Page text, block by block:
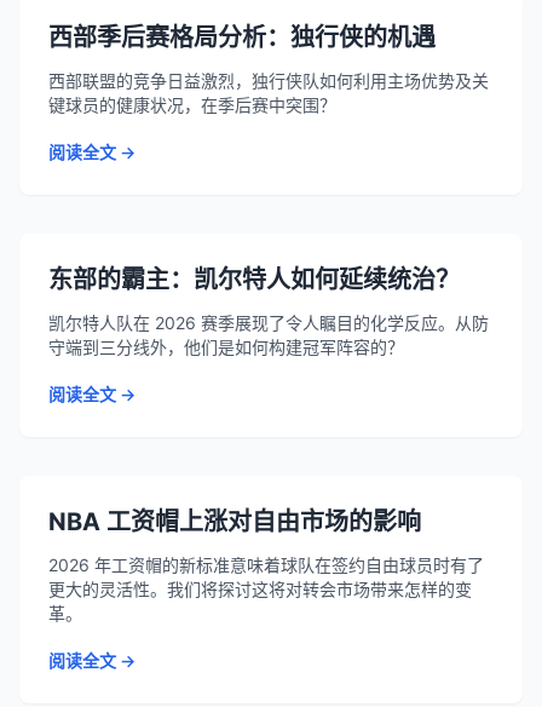
西部季后赛格局分析：独行侠的机遇
西部联盟的竞争日益激烈，独行侠队如何利用主场优势及关
键球员的健康状况，在季后赛中突围？
阅读全文 →
东部的霸主：凯尔特人如何延续统治？
凯尔特人队在 2026 赛季展现了令人瞩目的化学反应。从防
守端到三分线外，他们是如何构建冠军阵容的？
阅读全文 →
NBA 工资帽上涨对自由市场的影响
2026 年工资帽的新标准意味着球队在签约自由球员时有了
更大的灵活性。我们将探讨这将对转会市场带来怎样的变
革。
阅读全文 →